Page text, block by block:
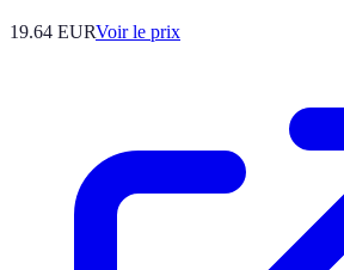
19.64 EURVoir le prix